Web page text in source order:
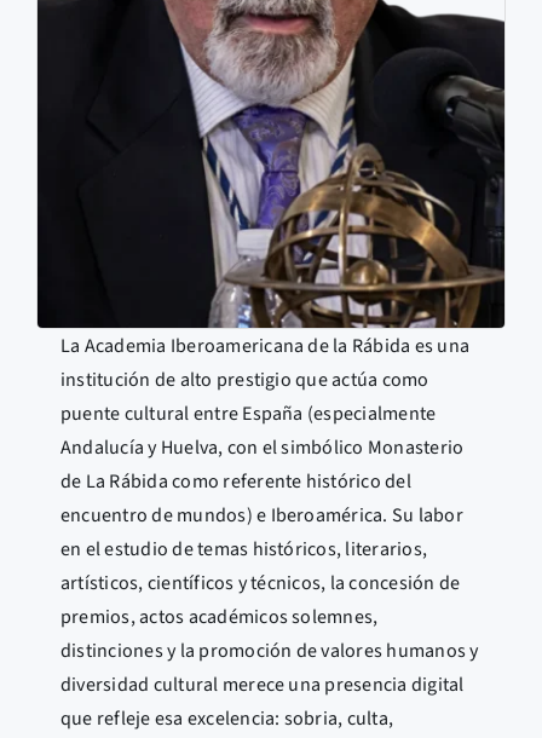
La Academia Iberoamericana de la Rábida es una
institución de alto prestigio que actúa como
puente cultural entre España (especialmente
Andalucía y Huelva, con el simbólico Monasterio
de La Rábida como referente histórico del
encuentro de mundos) e Iberoamérica. Su labor
en el estudio de temas históricos, literarios,
artísticos, científicos y técnicos, la concesión de
premios, actos académicos solemnes,
distinciones y la promoción de valores humanos y
diversidad cultural merece una presencia digital
que refleje esa excelencia: sobria, culta,